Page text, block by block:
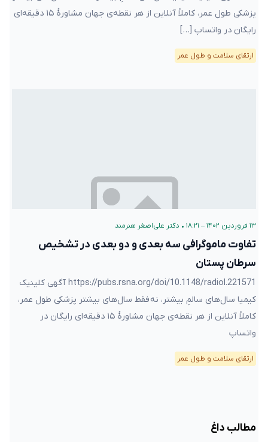
پزشکی طول عمر، کاملاً آنلاین از هر نقطه‌ی جهان مشاورهٔ ۱۵ دقیقه‌ای
رایگان در واتساپ […]
ارتقای سلامت و طول عمر
۱۳ فروردین ۱۴۰۲ – ۱۸:۲۱ • دکتر علی‌اصغر هنرمند
تفاوت ماموگرافی سه بعدی و دو بعدی در تشخیص
سرطان پستان
https://pubs.rsna.org/doi/10.1148/radiol.221571 آگهی کلینیک
کیمیا سال‌های سالمِ بیشتر، نه فقط سال‌های بیشتر پزشکی طول عمر،
کاملاً آنلاین از هر نقطه‌ی جهان مشاورهٔ ۱۵ دقیقه‌ای رایگان در
واتساپ
ارتقای سلامت و طول عمر
مطالب داغ